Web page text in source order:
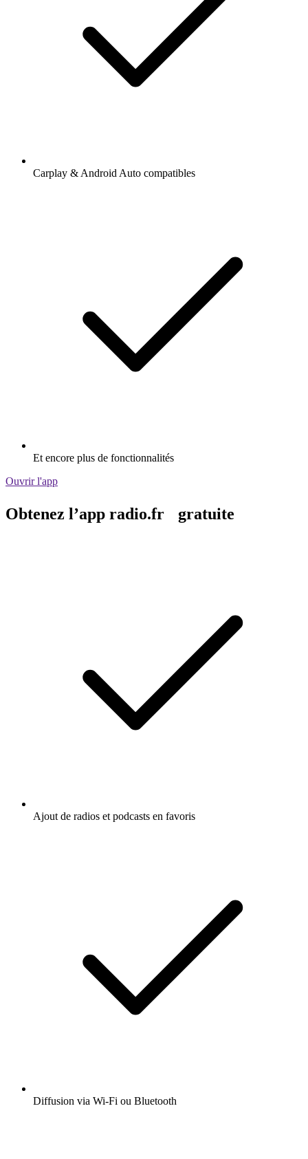
Carplay & Android Auto compatibles
Et encore plus de fonctionnalités
Ouvrir l'app
Obtenez l’app radio.fr gratuite
Ajout de radios et podcasts en favoris
Diffusion via Wi-Fi ou Bluetooth